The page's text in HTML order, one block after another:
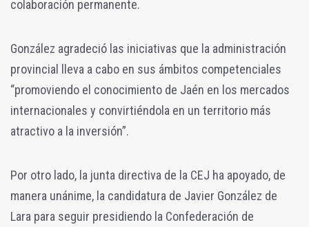
colaboración permanente.
González agradeció las iniciativas que la administración
provincial lleva a cabo en sus ámbitos competenciales
“promoviendo el conocimiento de Jaén en los mercados
internacionales y convirtiéndola en un territorio más
atractivo a la inversión”.
Por otro lado, la junta directiva de la CEJ ha apoyado, de
manera unánime, la candidatura de Javier González de
Lara para seguir presidiendo la Confederación de